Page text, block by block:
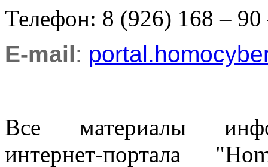
Телефон: 8 (926) 168 – 90
E-mail:
Все материалы
интернет-портала